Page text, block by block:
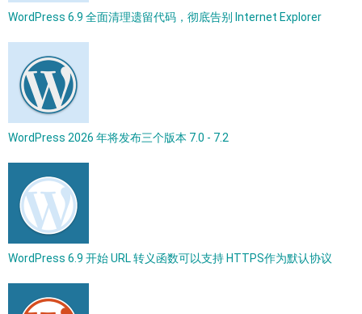
WordPress 6.9 全面清理遗留代码，彻底告别 Internet Explorer
WordPress 2026 年将发布三个版本 7.0 - 7.2
WordPress 6.9 开始 URL 转义函数可以支持 HTTPS作为默认协议